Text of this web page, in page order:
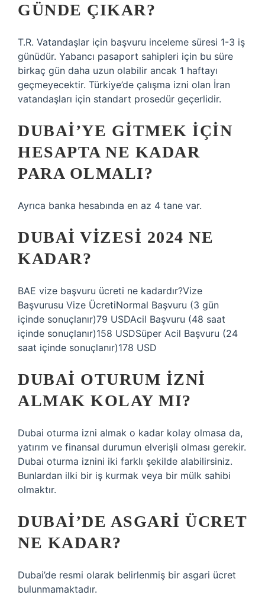
GÜNDE ÇIKAR?
T.R. Vatandaşlar için başvuru inceleme süresi 1-3 iş
günüdür. Yabancı pasaport sahipleri için bu süre
birkaç gün daha uzun olabilir ancak 1 haftayı
geçmeyecektir. Türkiye’de çalışma izni olan İran
vatandaşları için standart prosedür geçerlidir.
DUBAI’YE GITMEK IÇIN
HESAPTA NE KADAR
PARA OLMALI?
Ayrıca banka hesabında en az 4 tane var.
DUBAI VIZESI 2024 NE
KADAR?
BAE vize başvuru ücreti ne kadardır?Vize
Başvurusu Vize ÜcretiNormal Başvuru (3 gün
içinde sonuçlanır)79 USDAcil Başvuru (48 saat
içinde sonuçlanır)158 USDSüper Acil Başvuru (24
saat içinde sonuçlanır)178 USD
DUBAI OTURUM IZNI
ALMAK KOLAY MI?
Dubai oturma izni almak o kadar kolay olmasa da,
yatırım ve finansal durumun elverişli olması gerekir.
Dubai oturma iznini iki farklı şekilde alabilirsiniz.
Bunlardan ilki bir iş kurmak veya bir mülk sahibi
olmaktır.
DUBAI’DE ASGARI ÜCRET
NE KADAR?
Dubai’de resmi olarak belirlenmiş bir asgari ücret
bulunmamaktadır.